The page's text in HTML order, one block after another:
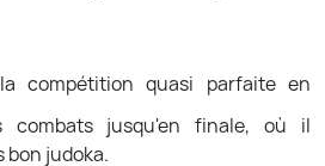
compétition quasi parfaite en
combats jusqu'en finale, où il
judoka.